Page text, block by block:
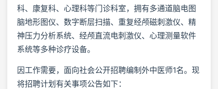
科、康复科、心理科等门诊科室，拥有多通道脑电图
脑地形图仪、数字断层扫描、重复经颅磁刺激仪、精
神压力分析系统、经颅直流电刺激仪、心理测量软件
系统等多种诊疗设备。
因工作需要，面向社会公开招聘编制外中医师1名。现
将招聘计划有关事项公告如下：